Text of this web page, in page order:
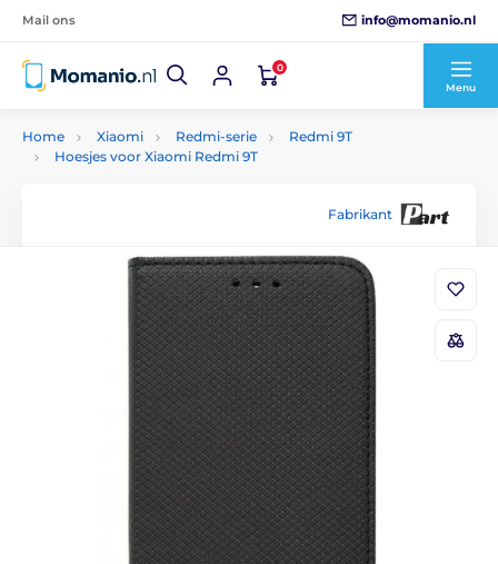
Mail ons info@momanio.nl
0
Menu
Home Xiaomi Redmi-serie
Redmi 9T
Hoesjes voor Xiaomi Redmi 9T
Fabrikant